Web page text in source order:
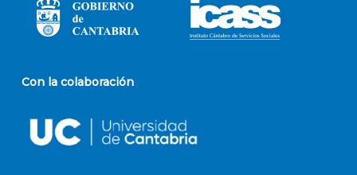
Con la colaboración